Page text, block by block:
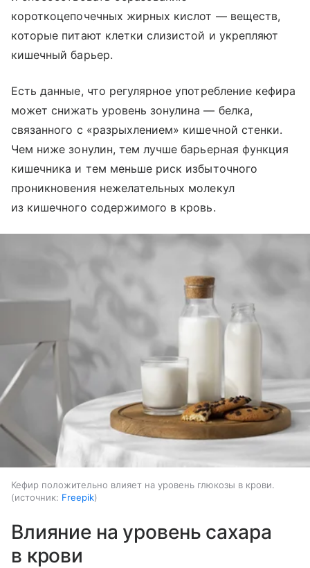
короткоцепочечных жирных кислот — веществ,
которые питают клетки слизистой и укрепляют
кишечный барьер.
Есть данные, что регулярное употребление кефира
может снижать уровень зонулина — белка,
связанного с «разрыхлением» кишечной стенки.
Чем ниже зонулин, тем лучше барьерная функция
кишечника и тем меньше риск избыточного
проникновения нежелательных молекул
из кишечного содержимого в кровь.
Кефир положительно влияет на уровень глюкозы в крови.
источник: Freepik
Влияние на уровень сахара
в крови